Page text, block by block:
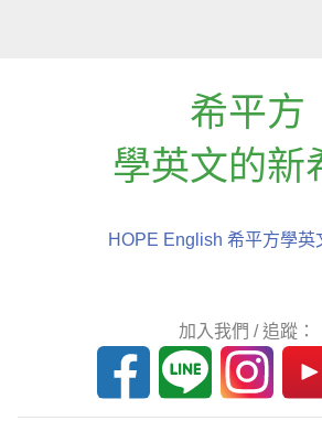
希平方
學英文的新
HOPE English 希平方學英
加入我們 / 追蹤：